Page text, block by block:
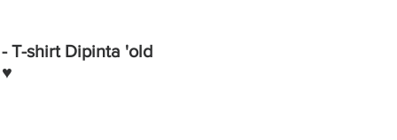
T-shirt Dipinta 'old